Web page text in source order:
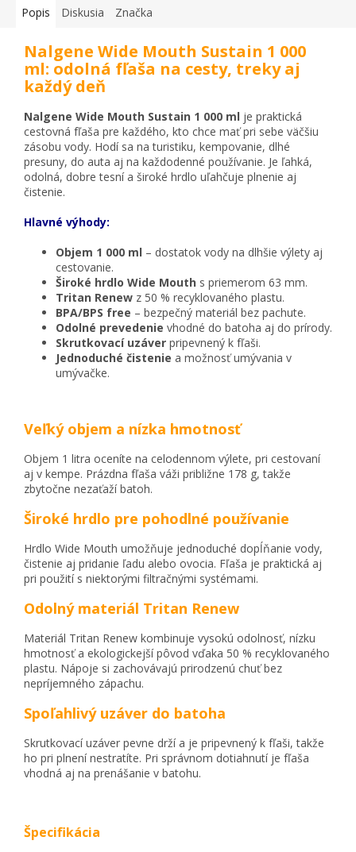
Popis Diskusia Značka
Nalgene Wide Mouth Sustain 1 000
ml: odolná fľaša na cesty, treky aj
každý deň
Nalgene Wide Mouth Sustain 1 000 ml je praktická
cestovná fľaša pre každého, kto chce mať pri sebe väčšiu
zásobu vody. Hodí sa na turistiku, kempovanie, dlhé
presuny, do auta aj na každodenné používanie. Je ľahká,
odolná, dobre tesní a široké hrdlo uľahčuje plnenie aj
čistenie.
Hlavné výhody:
Objem 1 000 ml – dostatok vody na dlhšie výlety aj
cestovanie.
Široké hrdlo Wide Mouth s priemerom 63 mm.
Tritan Renew z 50 % recyklovaného plastu.
BPA/BPS free – bezpečný materiál bez pachute.
Odolné prevedenie vhodné do batoha aj do prírody.
Skrutkovací uzáver pripevnený k fľaši.
Jednoduché čistenie a možnosť umývania v
umývačke.
Veľký objem a nízka hmotnosť
Objem 1 litra oceníte na celodennom výlete, pri cestovaní
aj v kempe. Prázdna fľaša váži približne 178 g, takže
zbytočne nezaťaží batoh.
Široké hrdlo pre pohodlné používanie
Hrdlo Wide Mouth umožňuje jednoduché dopĺňanie vody,
čistenie aj pridanie ľadu alebo ovocia. Fľaša je praktická aj
pri použití s niektorými filtračnými systémami.
Odolný materiál Tritan Renew
Materiál Tritan Renew kombinuje vysokú odolnosť, nízku
hmotnosť a ekologickejší pôvod vďaka 50 % recyklovaného
plastu. Nápoje si zachovávajú prirodzenú chuť bez
nepríjemného zápachu.
Spoľahlivý uzáver do batoha
Skrutkovací uzáver pevne drží a je pripevnený k fľaši, takže
ho pri plnení nestratíte. Pri správnom dotiahnutí je fľaša
vhodná aj na prenášanie v batohu.
Špecifikácia